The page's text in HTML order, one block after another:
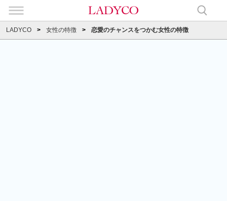
LADYCO 女性の特徴 恋愛のチャンスをつかむ女性の特徴